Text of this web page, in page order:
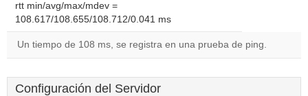
rtt min/avg/max/mdev =
108.617/108.655/108.712/0.041 ms
Un tiempo de 108 ms, se registra en una prueba de ping.
Configuración del Servidor